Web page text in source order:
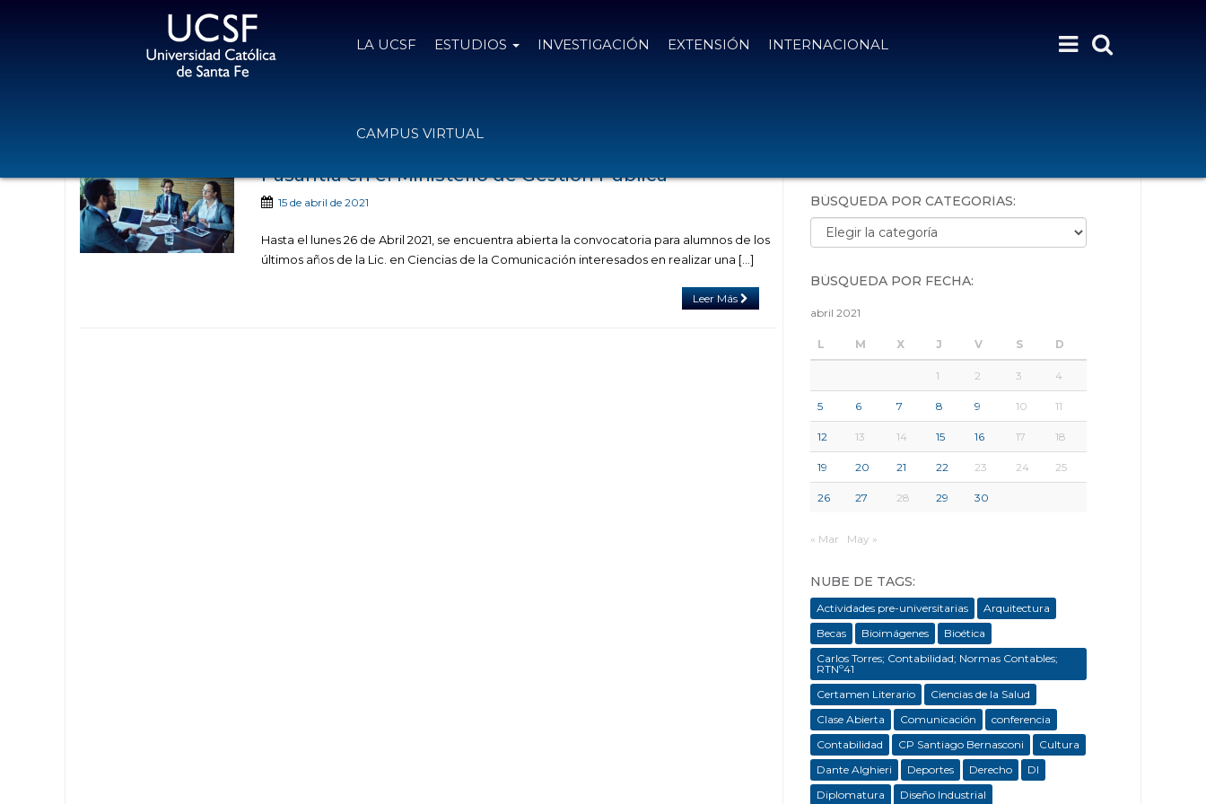
LA UCSF ESTUDIOS INVESTIGACIÓN EXTENSIÓN INTERNACIONAL
CAMPUS VIRTUAL
Pasantía en el Ministerio de Gestión Pública
15 de abril de 2021
Hasta el lunes 26 de Abril 2021, se encuentra abierta la convocatoria para alumnos de los
últimos años de la Lic. en Ciencias de la Comunicación interesados en realizar una […]
Leer Más
BÚSQUEDA POR CATEGORÍAS:
Búsqueda por categorías:
BÚSQUEDA POR FECHA:
abril 2021
L M X J V S D
1 2 3 4
5 6 7 8 9 10 11
12 13 14 15 16 17 18
19 20 21 22 23 24 25
26 27 28 29 30
« Mar May »
NUBE DE TAGS:
Actividades pre-universitarias
Arquitectura
Becas
Bioimágenes
Bioética
Carlos Torres; Contabilidad; Normas Contables;
RTNº41
Certamen Literario
Ciencias de la Salud
Clase Abierta
Comunicación
conferencia
Contabilidad
CP Santiago Bernasconi
Cultura
Dante Alghieri
Deportes Derecho
DI
Diplomatura
Diseño Industrial